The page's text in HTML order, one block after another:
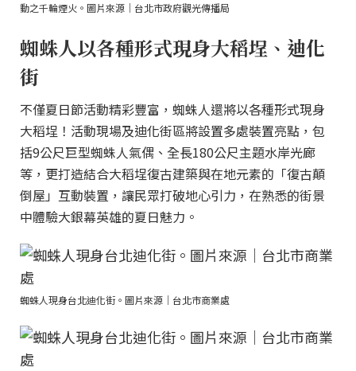
動之千輪煙火。圖片來源｜台北市政府觀光傳播局
蜘蛛人以各種形式現身大稻埕、迪化
街
不僅夏日節活動精彩豐富，蜘蛛人還將以各種形式現身
大稻埕！活動現場及迪化街區將設置多處裝置亮點，包
括9公尺巨型蜘蛛人氣偶、全長180公尺主題水岸光廊
等，更打造結合大稻埕復古建築與在地元素的「復古顛
倒屋」互動裝置，讓民眾打破地心引力，在熟悉的街景
中體驗大銀幕英雄的夏日魅力。
蜘蛛人現身台北迪化街。圖片來源｜台北市商業處